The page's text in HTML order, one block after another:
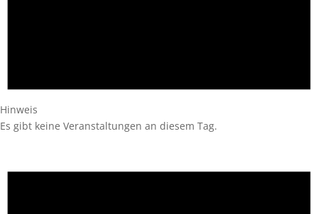
Hinweis
Es gibt keine Veranstaltungen an diesem Tag.